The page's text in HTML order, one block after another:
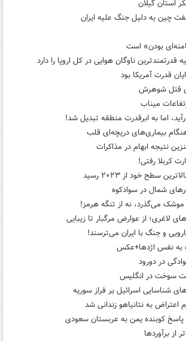
استان گیلان
چین به دلیل جنگ علیه ایران
بودن» است
قدرتمندترین ناوگان هوایی در کل اروپا را دارد
قدرت آمریکا بود
قتل شوهرش
درآید، اما به ابرقدرت منطقه تبدیل شد!
بیماری‌های دریچه‌ای قلب
نتیجه ابهام در مذاکرات
کربلا رفتی!
سطح خود از ۲۰۲۳ رسید
شمال در سوادکوه
موشک می‌گذرد، نه از تنگه هرمز!
لاغری؛ از عوارض مرگبار تا زیبایی
و جنگ با ایران می‌ترسند!
به نفس اژدها+عکس
در دورود
سوخت در انگلیس
شناسایی اسرائیل بر فراز سوریه
به نتانیاهو زندانی شد
کوبنده یمن به عربستان سعودی
از برآوردها